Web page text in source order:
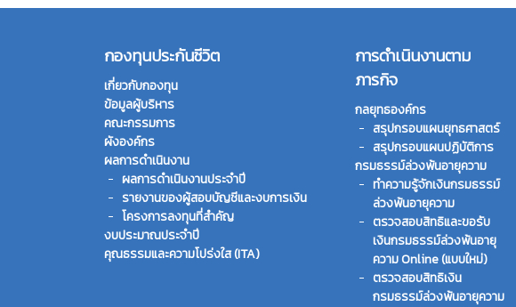
กองทุนประกันชีวิต
เกี่ยวกับกองทุน
ข้อมูลผู้บริหาร
คณะกรรมการ
ผังองค์กร
ผลการดำเนินงาน
ผลการดำเนินงานประจำปี
รายงานของผู้สอบบัญชีและงบการเงิน
โครงการลงทุนที่สำคัญ
งบประมาณประจำปี
คุณธรรมและความโปร่งใส (ITA)
การดำเนินงานตาม
ภารกิจ
กลยุทธองค์กร
สรุปกรอบแผนยุทธศาสตร์
สรุปกรอบแผนปฏิบัติการ
กรมธรรม์ล่วงพ้นอายุความ
ทําความรู้จักเงินกรมธรรม์
ล่วงพ้นอายุความ
ตรวจสอบสิทธิและขอรับ
เงินกรมธรรม์ล่วงพ้นอายุ
ความ Online (แบบใหม่)
ตรวจสอบสิทธิเงิน
กรมธรรม์ล่วงพ้นอายุความ